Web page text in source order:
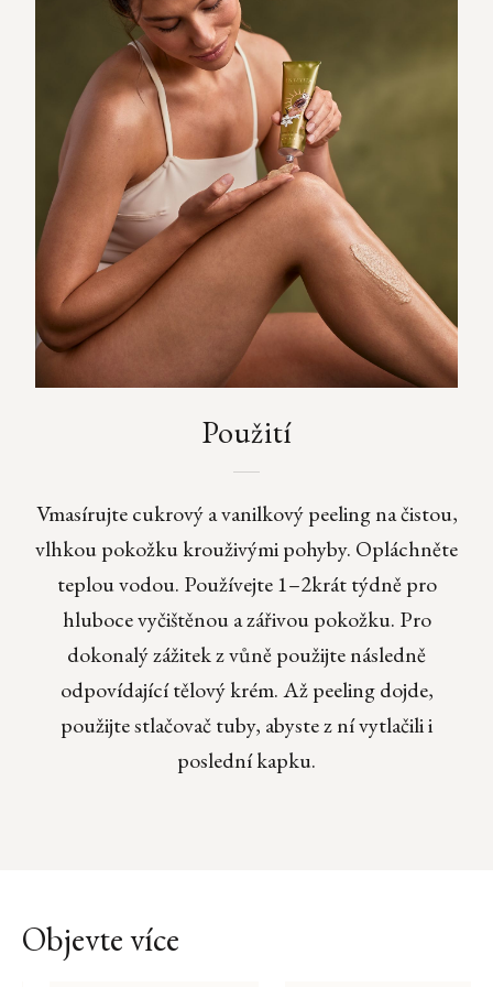
Použití
Vmasírujte cukrový a vanilkový peeling na čistou,
vlhkou pokožku krouživými pohyby. Opláchněte
teplou vodou. Používejte 1–2krát týdně pro
hluboce vyčištěnou a zářivou pokožku. Pro
dokonalý zážitek z vůně použijte následně
odpovídající tělový krém. Až peeling dojde,
použijte stlačovač tuby, abyste z ní vytlačili i
poslední kapku.
Objevte více